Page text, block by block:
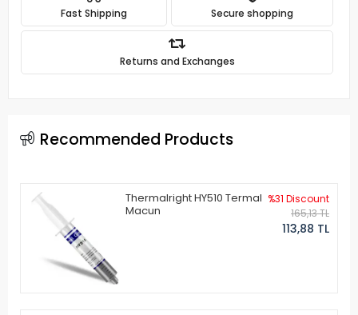
Fast Shipping Secure shopping
Returns and Exchanges
Recommended Products
Thermalright HY510 Termal
Macun
%31 Discount
165,13 TL
113,88 TL